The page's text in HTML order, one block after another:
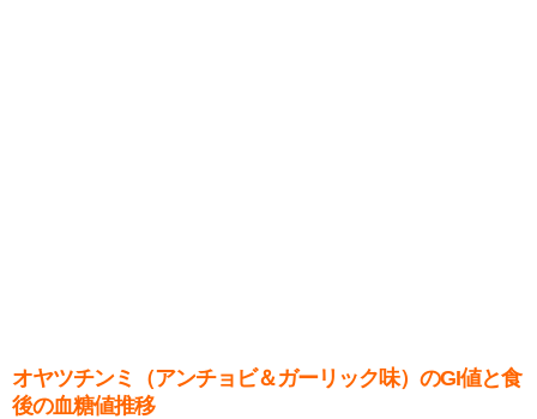
オヤツチンミ（アンチョビ＆ガーリック味）のGI値と食
後の血糖値推移